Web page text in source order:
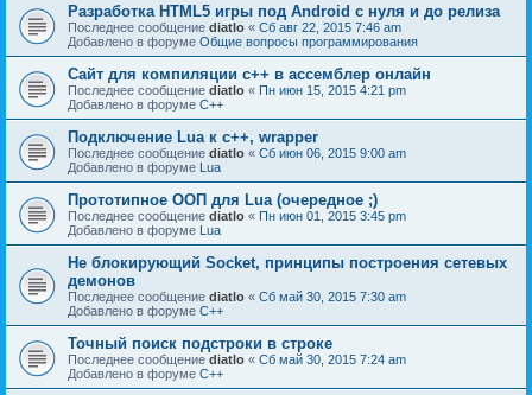
Разработка HTML5 игры под Android с нуля и до релиза
Последнее сообщение diatlo « Сб авг 22, 2015 7:46 am
Добавлено в форуме Общие вопросы программирования
Сайт для компиляции c++ в ассемблер онлайн
Последнее сообщение diatlo « Пн июн 15, 2015 4:21 pm
Добавлено в форуме C++
Подключение Lua к c++, wrapper
Последнее сообщение diatlo « Сб июн 06, 2015 9:00 am
Добавлено в форуме Lua
Прототипное ООП для Lua (очередное ;)
Последнее сообщение diatlo « Пн июн 01, 2015 3:45 pm
Добавлено в форуме Lua
Не блокирующий Socket, принципы построения сетевых
демонов
Последнее сообщение diatlo « Сб май 30, 2015 7:30 am
Добавлено в форуме C++
Точный поиск подстроки в строке
Последнее сообщение diatlo « Сб май 30, 2015 7:24 am
Добавлено в форуме C++